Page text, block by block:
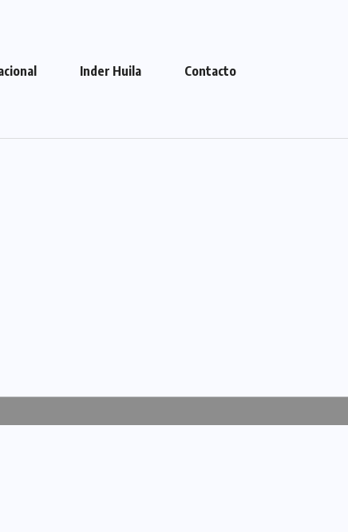
Inder Huila Contacto